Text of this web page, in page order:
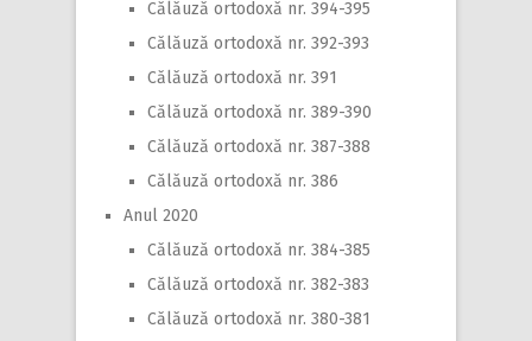
Călăuză ortodoxă nr. 394-395
Călăuză ortodoxă nr. 392-393
Călăuză ortodoxă nr. 391
Călăuză ortodoxă nr. 389-390
Călăuză ortodoxă nr. 387-388
Călăuză ortodoxă nr. 386
Anul 2020
Călăuză ortodoxă nr. 384-385
Călăuză ortodoxă nr. 382-383
Călăuză ortodoxă nr. 380-381